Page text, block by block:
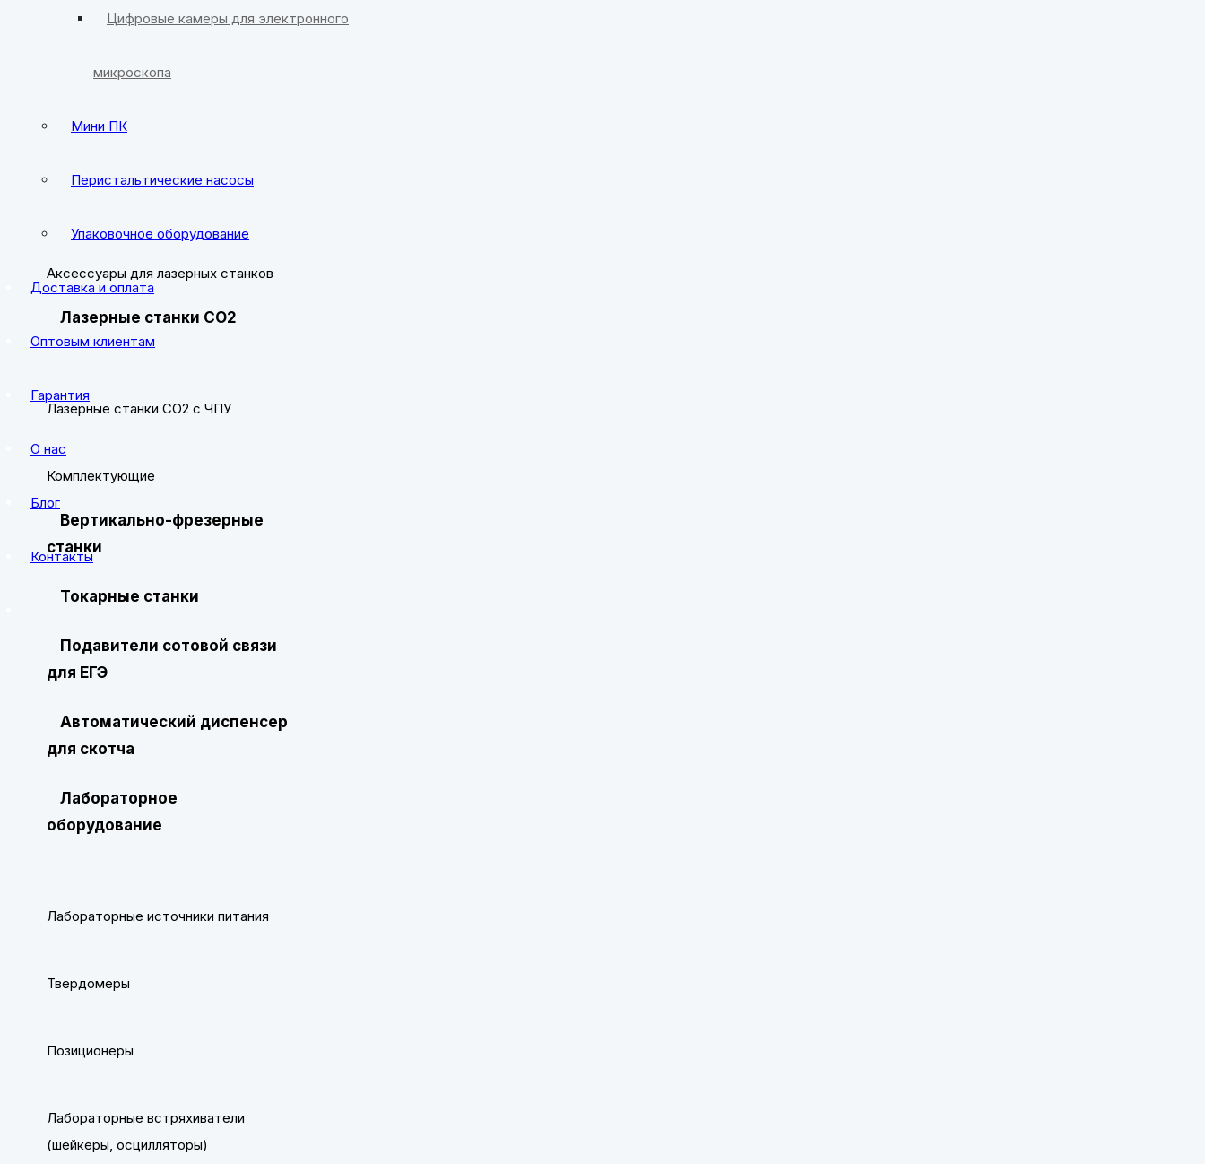
Цифровые камеры для электронного
микроскопа
Мини ПК
Перистальтические насосы
Упаковочное оборудование
Доставка и оплата
Оптовым клиентам
Гарантия
О нас
Блог
Контакты
Фрезерно-гравировальные станки
Аксессуары для лазерных станков
Лазерные станки CO2
Лазерные станки CO2 с ЧПУ
Комплектующие
Вертикально-фрезерные
станки
Токарные станки
Подавители сотовой связи
для ЕГЭ
Автоматический диспенсер
для скотча
Лабораторное
оборудование
Лабораторные источники питания
Твердомеры
Позиционеры
Лабораторные встряхиватели
(шейкеры, осцилляторы)